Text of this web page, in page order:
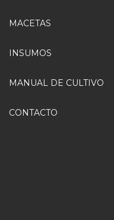
MACETAS
INSUMOS
MANUAL DE CULTIVO
CONTACTO